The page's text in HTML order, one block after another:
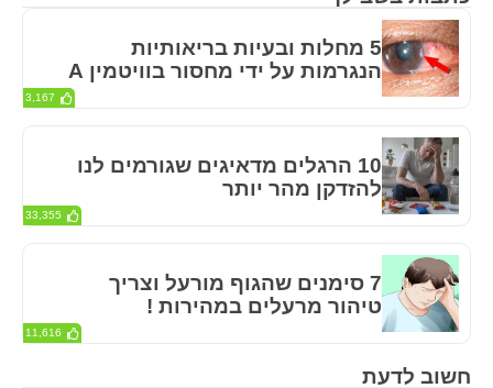
חשוב לדעת
5 מחלות ובעיות בריאותיות
הנגרמות על ידי מחסור בוויטמין A
3,167
10 הרגלים מדאיגים שגורמים לנו
להזדקן מהר יותר
33,355
7 סימנים שהגוף מורעל וצריך
טיהור מרעלים במהירות !
11,616